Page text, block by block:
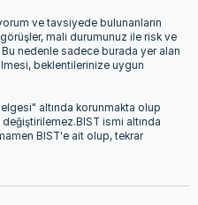
ve tavsiyede bulunanların
mali durumunuz ile risk ve
nedenle sadece burada yer alan
beklentilerinize uygun
altında korunmakta olup
ismi altında
BIST'e ait olup, tekrar